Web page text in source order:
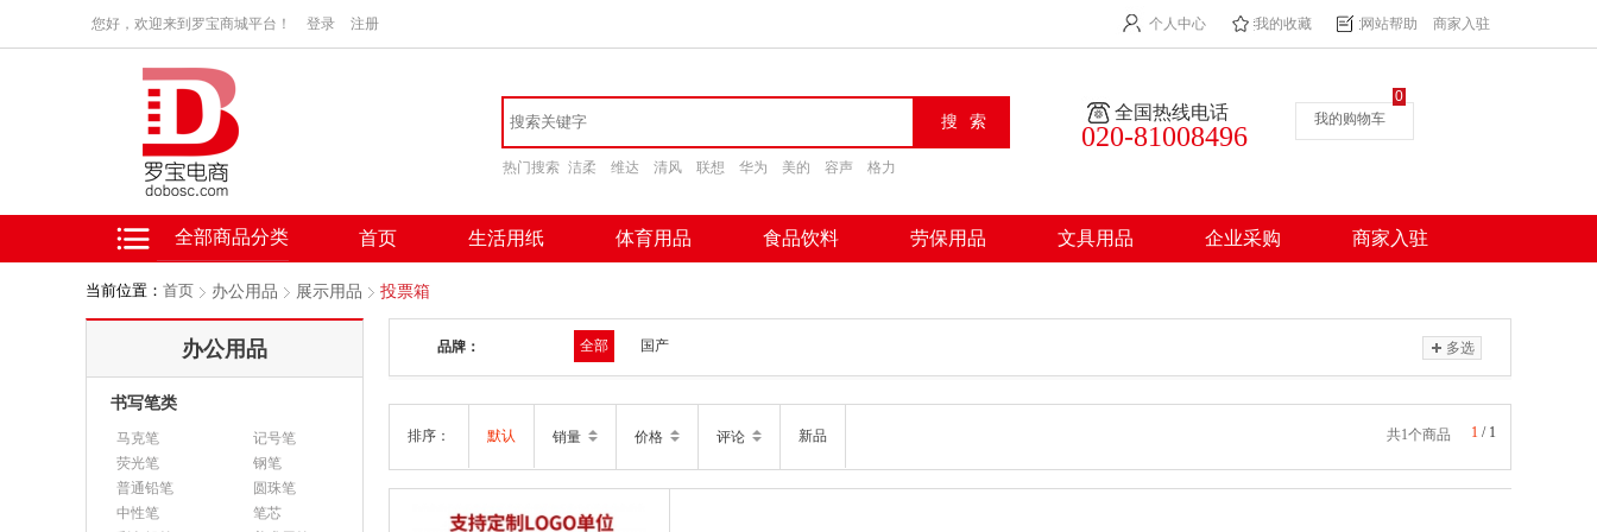
您好，欢迎来到罗宝商城平台！ 登录 注册 个人中心 我的收藏 网站帮助 商家入驻
热门搜索 洁柔 维达 清风 联想 华为 美的 容声 格力
全国热线电话
020-81008496
我的购物车
0
全部商品分类 首页 生活用纸 体育用品 食品饮料 劳保用品 文具用品 企业采购 商家入驻
当前位置： 首页 办公用品 展示用品 投票箱
办公用品
书写笔类
马克笔
记号笔
荧光笔
钢笔
普通铅笔
圆珠笔
中性笔
笔芯
品牌： 全部 国产 多选
排序： 默认 销量 价格 评论 新品 共1个商品 1 / 1